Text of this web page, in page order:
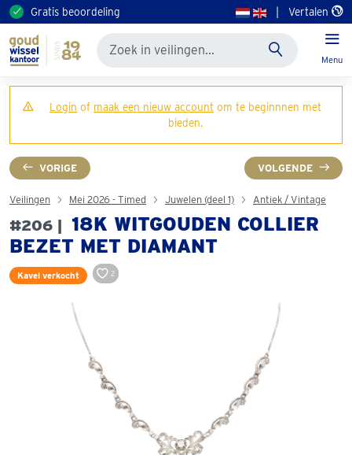
Gratis beoordeling Vertalen
Menu
Login of maak een nieuw account om te beginnnen met
bieden.
VORIGE VOLGENDE
Veilingen Mei 2026 - Timed Juwelen (deel 1) Antiek / Vintage
#206 |
18K WITGOUDEN COLLIER
BEZET MET DIAMANT
Kavel verkocht 2